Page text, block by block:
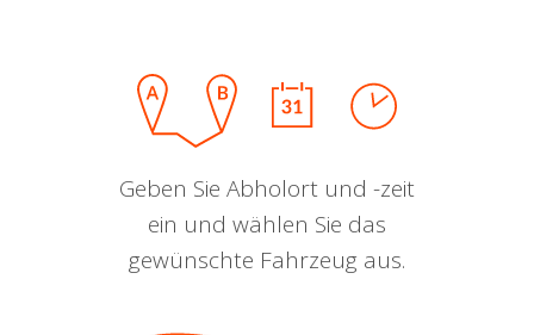
Geben Sie Abholort und -zeit
ein und wählen Sie das
gewünschte Fahrzeug aus.